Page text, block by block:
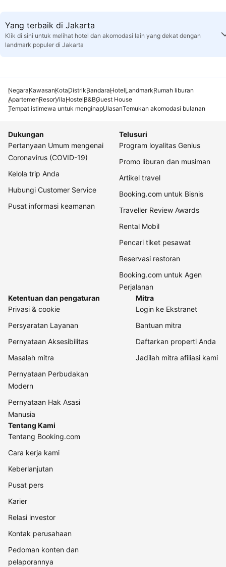
Yang terbaik di Jakarta
Klik di sini untuk melihat hotel dan akomodasi lain yang dekat dengan
landmark populer di Jakarta
NegaraKawasanKotaDistrikBandaraHotelLandmarkRumah liburan
ApartemenResorVilaHostelB&BGuest House
Tempat istimewa untuk menginapUlasanTemukan akomodasi bulanan
Dukungan
Pertanyaan Umum mengenai
Coronavirus (COVID-19)
Kelola trip Anda
Hubungi Customer Service
Pusat informasi keamanan
Telusuri
Program loyalitas Genius
Promo liburan dan musiman
Artikel travel
Booking.com untuk Bisnis
Traveller Review Awards
Rental Mobil
Pencari tiket pesawat
Reservasi restoran
Booking.com untuk Agen
Perjalanan
Ketentuan dan pengaturan
Privasi & cookie
Persyaratan Layanan
Pernyataan Aksesibilitas
Masalah mitra
Pernyataan Perbudakan
Modern
Pernyataan Hak Asasi
Manusia
Mitra
Login ke Ekstranet
Bantuan mitra
Daftarkan properti Anda
Jadilah mitra afiliasi kami
Tentang Kami
Tentang Booking.com
Cara kerja kami
Keberlanjutan
Pusat pers
Karier
Relasi investor
Kontak perusahaan
Pedoman konten dan
pelaporannya